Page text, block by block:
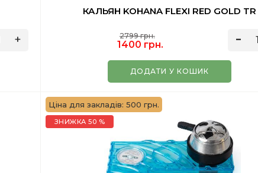
КАЛЬЯН KOHANA FLEXI RED GOLD TR
2799 грн.
1400 грн.
ДОДАТИ У КОШИК
Ціна для закладів: 500 грн.
ЗНИЖКА 50 %